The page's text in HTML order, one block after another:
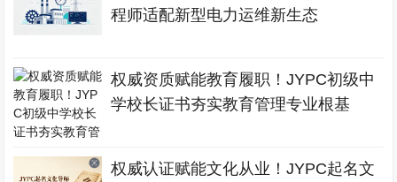
程师适配新型电力运维新生态
权威资质赋能教育履职！JYPC初级中
学校长证书夯实教育管理专业根基
权威认证赋能文化从业！JYPC起名文